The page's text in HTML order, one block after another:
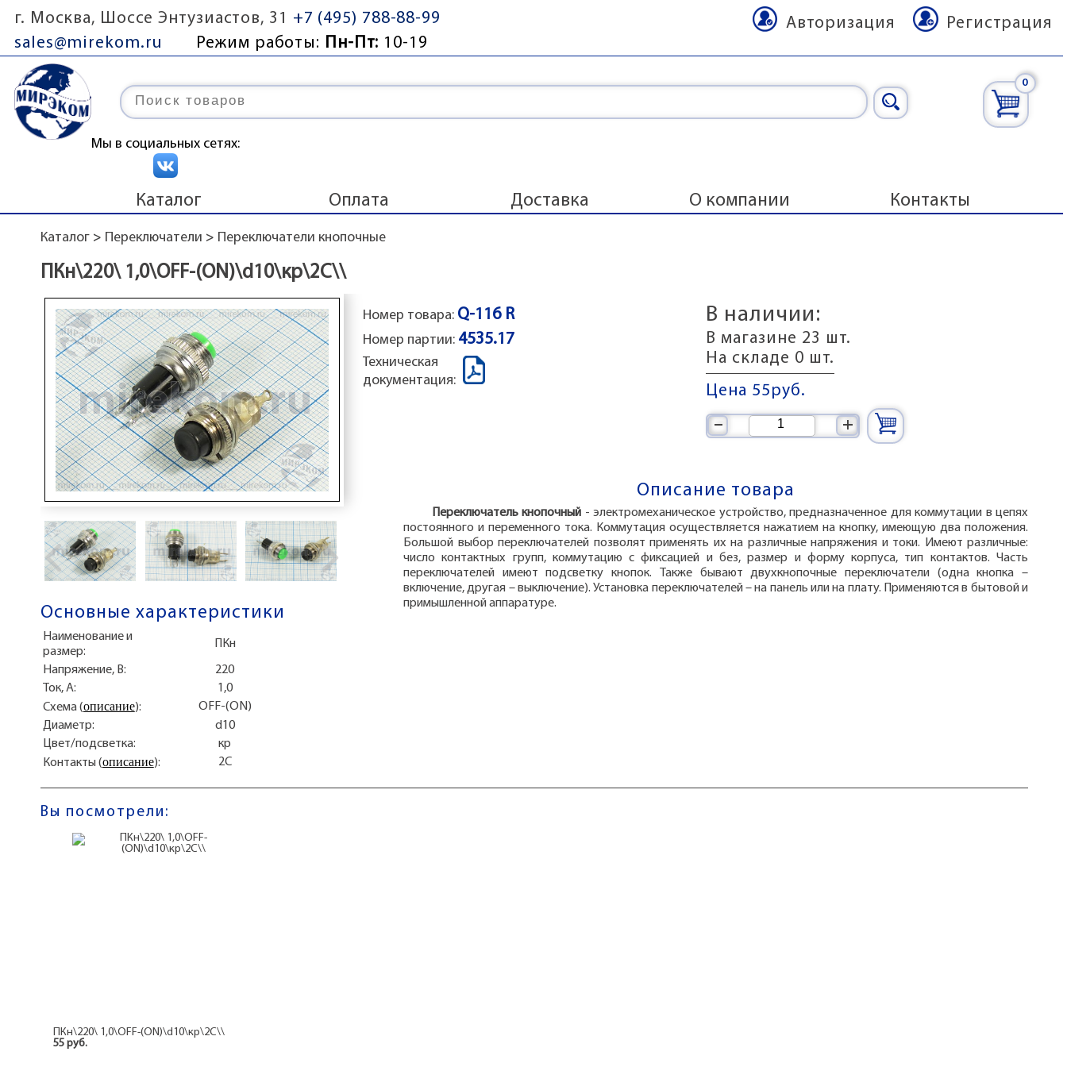
г. Москва, Шоссе Энтузиастов, 31
+7 (495) 788-88-99
sales@mirekom.ru
Режим работы: Пн-Пт: 10-19
Регистрация
Авторизация
Мы в социальных сетях:
0
Каталог Оплата Доставка О компании Контакты
Каталог> Переключатели > Переключатели кнопочные
ПКн\220\ 1,0\OFF-(ON)\d10\кр\2C\\
Номер товара: Q-116 R
Номер партии: 4535.17
Техническая
документация:
В наличии:
В магазине 23 шт.
На складе 0 шт.
Цена 55руб.
+
–
Описание товара
Переключатель кнопочный - электромеханическое устройство, предназначенное для коммутации в цепях
постоянного и переменного тока. Коммутация осуществляется нажатием на кнопку, имеющую два положения.
Большой выбор переключателей позволят применять их на различные напряжения и токи. Имеют различные:
число контактных групп, коммутацию с фиксацией и без, размер и форму корпуса, тип контактов. Часть
переключателей имеют подсветку кнопок. Также бывают двухкнопочные переключатели (одна кнопка –
включение, другая – выключение). Установка переключателей – на панель или на плату. Применяются в бытовой и
примышленной аппаратуре.
Основные характеристики
Наименование и
размер:
ПКн
Напряжение, В:
220
Ток, А:
1,0
Схема (описание):
OFF-(ON)
Диаметр:
d10
Цвет/подсветка:
кр
Контакты (описание): 2C
Вы посмотрели:
ПКн\220\ 1,0\OFF-(ON)\d10\кр\2C\\
55 руб.